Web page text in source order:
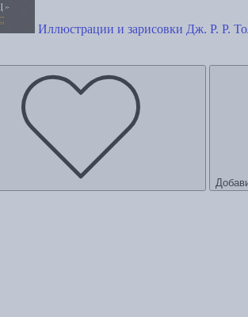
Иллюстрации и зарисовки Дж. Р. Р.